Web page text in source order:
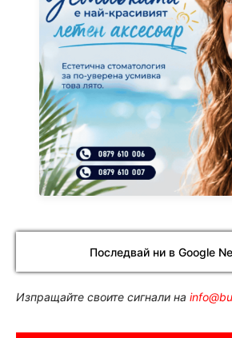
Последвай ни в Google
Изпращайте своите сигнали на